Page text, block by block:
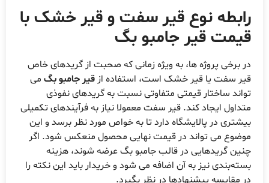
نوع قیر سفت و قیر خشک با
قیر جامبو بگ
برخی پروژه ها، به ویژه زمانی که صحبت از گریدهای خاص
سفت یا قیر خشک است، استفاده ازقیر جامبو بگمی
ساختار قیمتی متفاوتی نسبت به گریدهای نفوذی
ایجاد کند. قیر سفت معمولا نیاز به فرآیندهای تکمیلی
در پالایشگاه دارد تا به خواص مورد نظر برسد و این
می تواند در قیمت نهایی محصول منعکس شود. اگر
گریدهایی در قالب جامبو بگ عرضه شوند، هزینه
نیز به آن اضافه می شود و خریدار باید این نکته را
مقایسه پیشنهادها در نظر بگیرد.